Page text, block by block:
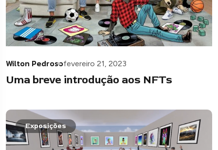
Wilton Pedrosofevereiro 21, 2023
Uma breve introdução aos NFTs
Exposições